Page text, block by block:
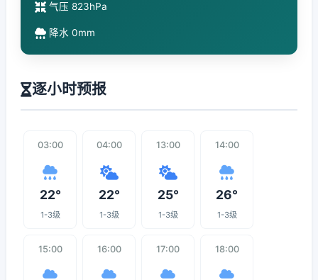
气压 823hPa
降水 0mm
逐小时预报
03:00
22°
1-3级
04:00
22°
1-3级
13:00
25°
1-3级
14:00
26°
1-3级
15:00 16:00 17:00 18:00